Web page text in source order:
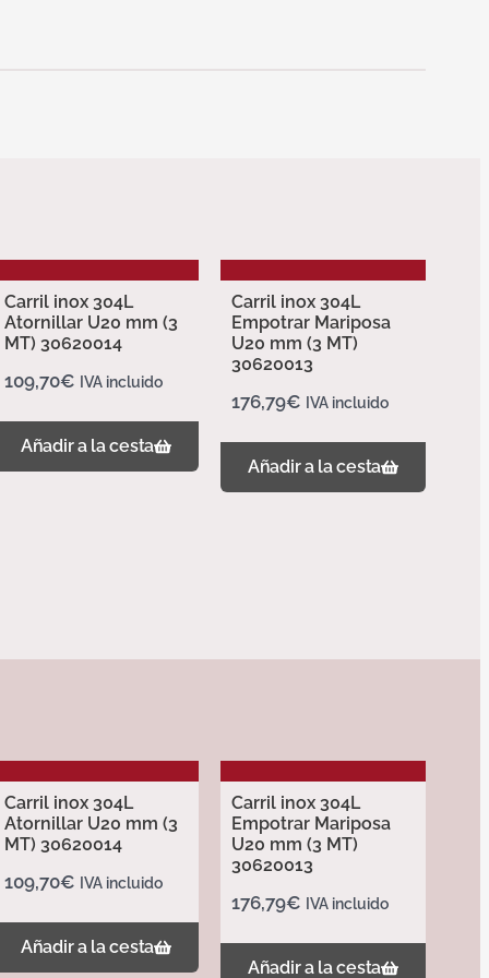
Carril inox 304L
Atornillar U20 mm (3
MT) 30620014
109,70€ IVA incluido
Añadir a la cesta
Carril inox 304L
Empotrar Mariposa
U20 mm (3 MT)
30620013
176,79€ IVA incluido
Añadir a la cesta
Carril inox 304L
Atornillar U20 mm (3
MT) 30620014
109,70€ IVA incluido
Añadir a la cesta
Carril inox 304L
Empotrar Mariposa
U20 mm (3 MT)
30620013
176,79€ IVA incluido
Añadir a la cesta